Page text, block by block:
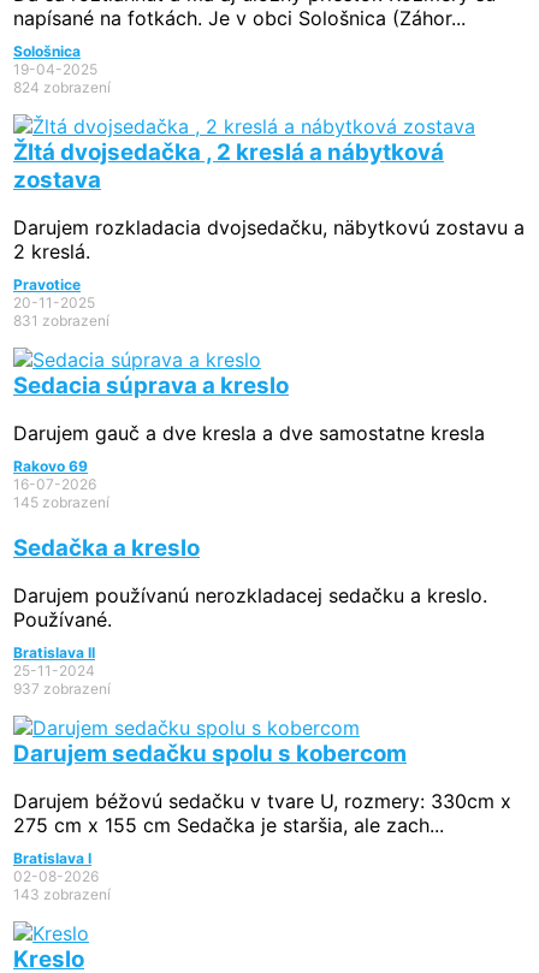
napísané na fotkách. Je v obci Sološnica (Záhor...
Sološnica
19-04-2025
824 zobrazení
Žltá dvojsedačka , 2 kreslá a nábytková
zostava
Darujem rozkladacia dvojsedačku, näbytkovú zostavu a
2 kreslá.
Pravotice
20-11-2025
831 zobrazení
Sedacia súprava a kreslo
Darujem gauč a dve kresla a dve samostatne kresla
Rakovo 69
16-07-2026
145 zobrazení
Sedačka a kreslo
Darujem používanú nerozkladacej sedačku a kreslo.
Používané.
Bratislava II
25-11-2024
937 zobrazení
Darujem sedačku spolu s kobercom
Darujem béžovú sedačku v tvare U, rozmery: 330cm x
275 cm x 155 cm Sedačka je staršia, ale zach...
Bratislava I
02-08-2026
143 zobrazení
Kreslo